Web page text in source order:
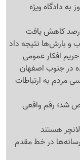
دادگاه ویژه
و بارش‌ها نتیجه داد
افکار عمومی
در جنوب اصفهان
مردم به ارتباطات
شد؛ رقم واقعی
هستند
رسانه‌ها در خط مقدم